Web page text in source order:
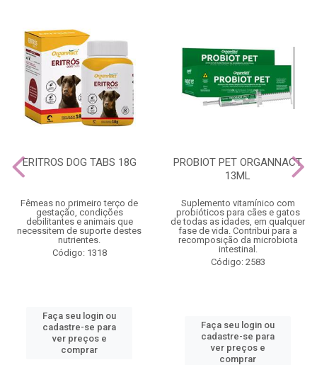
ERITROS DOG TABS 18G
Fêmeas no primeiro terço de
gestação, condições
debilitantes e animais que
necessitem de suporte destes
nutrientes.
Código: 1318
Faça seu login ou
cadastre-se para
ver preços e
comprar
PROBIOT PET ORGANNACT
13ML
Suplemento vitamínico com
probióticos para cães e gatos
de todas as idades, em qualquer
fase de vida. Contribui para a
recomposição da microbiota
intestinal.
Código: 2583
Faça seu login ou
cadastre-se para
ver preços e
comprar